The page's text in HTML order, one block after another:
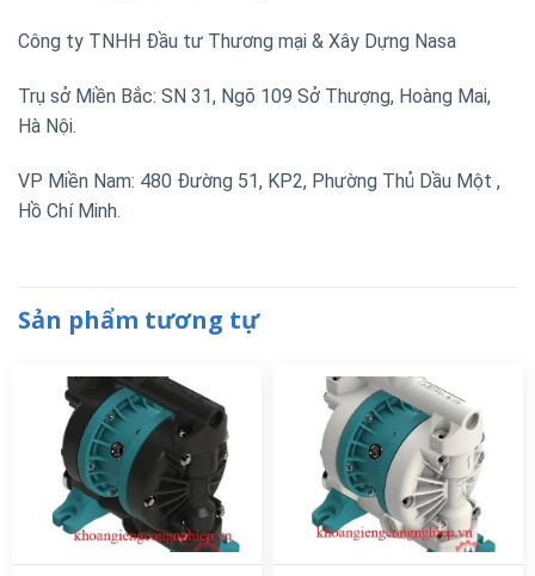
Công ty TNHH Đầu tư Thương mại & Xây Dựng Nasa
Trụ sở Miền Bắc: SN 31, Ngõ 109 Sở Thượng, Hoàng Mai,
Hà Nội.
VP Miền Nam: 480 Đường 51, KP2, Phường Thủ Dầu Một ,
Hồ Chí Minh.
Sản phẩm tương tự